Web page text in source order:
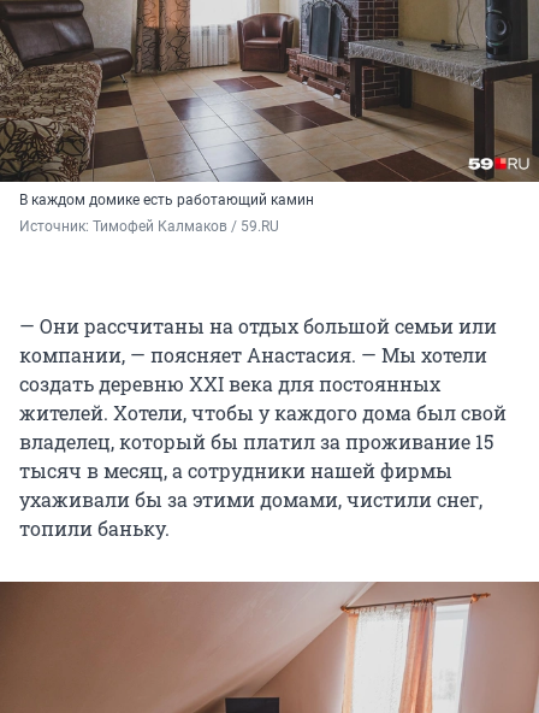
В каждом домике есть работающий камин
Источник: Тимофей Калмаков / 59.RU
— Они рассчитаны на отдых большой семьи или
компании, — поясняет Анастасия. — Мы хотели
создать деревню XXI века для постоянных
жителей. Хотели, чтобы у каждого дома был свой
владелец, который бы платил за проживание 15
тысяч в месяц, а сотрудники нашей фирмы
ухаживали бы за этими домами, чистили снег,
топили баньку.